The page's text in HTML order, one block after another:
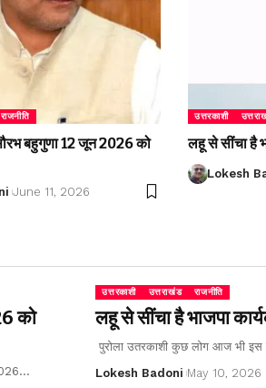
राजनीति
बहुगुणा 12 जून 2026 को
June 11, 2026
उत्तरकाशी
लहू से सींचा है
Lokesh
को
उत्तरकाशी उत्तराखंड राजनीति
लहू से सींचा है भाजपा
पुरोला उतरकाशी कुछ लोग आज भी
Lokesh Badoni May 10, 2026